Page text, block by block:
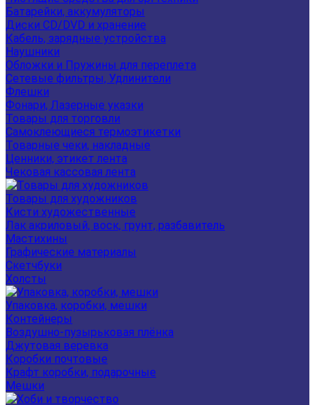
Батарейки, аккумуляторы
Диски CD/DVD и хранение
Кабель, зарядные устройства
Наушники
Обложки и Пружины для переплета
Сетевые фильтры, Удлинители
Флешки
Фонари, Лазерные указки
Товары для торговли
Самоклеющиеся термоэтикетки
Товарные чеки, накладные
Ценники, этикет лента
Чековая кассовая лента
Товары для художников
Кисти художественные
Лак акриловый, воск, грунт, разбавитель
Мастихины
Графические материалы
Скетчбуки
Холсты
Упаковка, коробки, мешки
Контейнеры
Воздушно-пузырьковая плёнка
Джутовая веревка
Коробки почтовые
Крафт коробки, подарочные
Мешки